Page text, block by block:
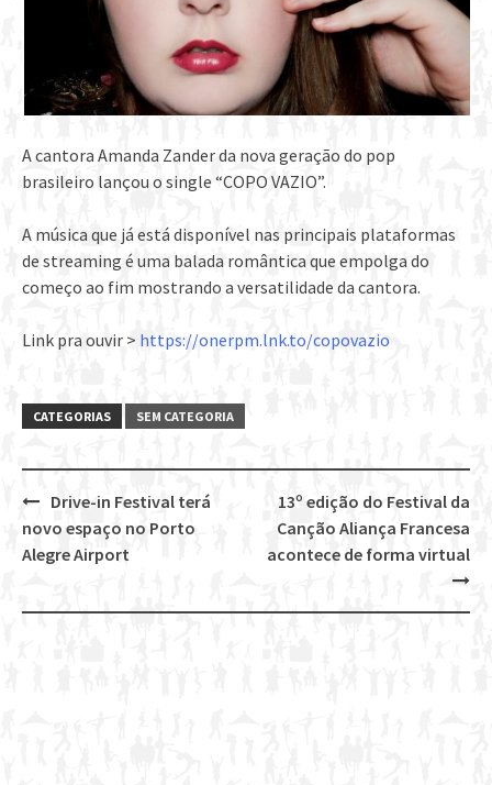
A cantora Amanda Zander da nova geração do pop
brasileiro lançou o single “COPO VAZIO”.
A música que já está disponível nas principais plataformas
de streaming é uma balada romântica que empolga do
começo ao fim mostrando a versatilidade da cantora.
Link pra ouvir > https://onerpm.lnk.to/copovazio
CATEGORIAS SEM CATEGORIA
Post
navigation
13º edição do Festival da
Canção Aliança Francesa
acontece de forma virtual
Drive-in Festival terá
novo espaço no Porto
Alegre Airport